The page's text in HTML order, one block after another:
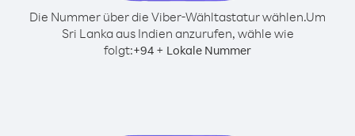
Die Nummer über die Viber-Wähltastatur wählen.Um
Sri Lanka aus Indien anzurufen, wähle wie
folgt:+94 + Lokale Nummer